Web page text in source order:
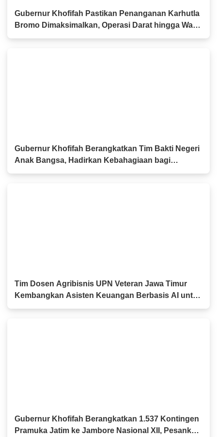
Gubernur Khofifah Pastikan Penanganan Karhutla
Bromo Dimaksimalkan, Operasi Darat hingga Water
Bombing Dikerahkan
Gubernur Khofifah Berangkatkan Tim Bakti Negeri
Anak Bangsa, Hadirkan Kebahagiaan bagi
Keluarga Pahlawan dan Perintis Kemerdekaan
Tim Dosen Agribisnis UPN Veteran Jawa Timur
Kembangkan Asisten Keuangan Berbasis AI untuk
Kelompok Tani dan UMKM
Gubernur Khofifah Berangkatkan 1.537 Kontingen
Pramuka Jatim ke Jambore Nasional XII, Pesankan